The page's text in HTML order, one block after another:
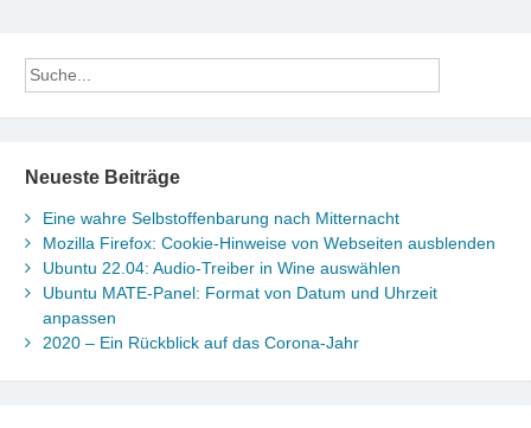
Neueste Beiträge
Eine wahre Selbstoffenbarung nach Mitternacht
Mozilla Firefox: Cookie-Hinweise von Webseiten ausblenden
Ubuntu 22.04: Audio-Treiber in Wine auswählen
Ubuntu MATE-Panel: Format von Datum und Uhrzeit
anpassen
2020 – Ein Rückblick auf das Corona-Jahr